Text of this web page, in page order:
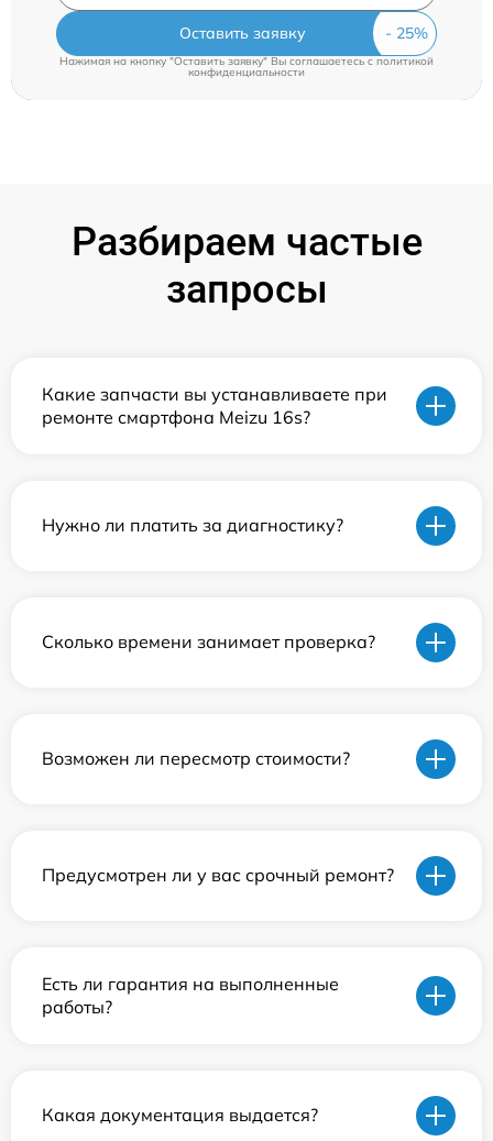
Оставить заявку
Нажимая на кнопку "Оставить заявку" Вы соглашаетесь cполитикой
конфиденциальности
Разбираем частые
запросы
Какие запчасти вы устанавливаете при
ремонте смартфона Meizu 16s?
Нужно ли платить за диагностику?
Сколько времени занимает проверка?
Возможен ли пересмотр стоимости?
Предусмотрен ли у вас срочный ремонт?
Есть ли гарантия на выполненные
работы?
Какая документация выдается?